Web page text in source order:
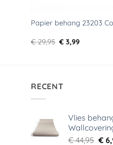
Papier behang 23203
€29,95 Oorspronkelijke
prijs
€ 3,99Huidige
RECENT
Vlies
€44,95 €